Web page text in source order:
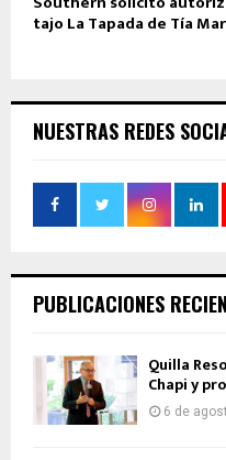
tajo La Tapada de Tía
NUESTRAS REDES
PUBLICACIONES
Quilla
Chapi y
6 de